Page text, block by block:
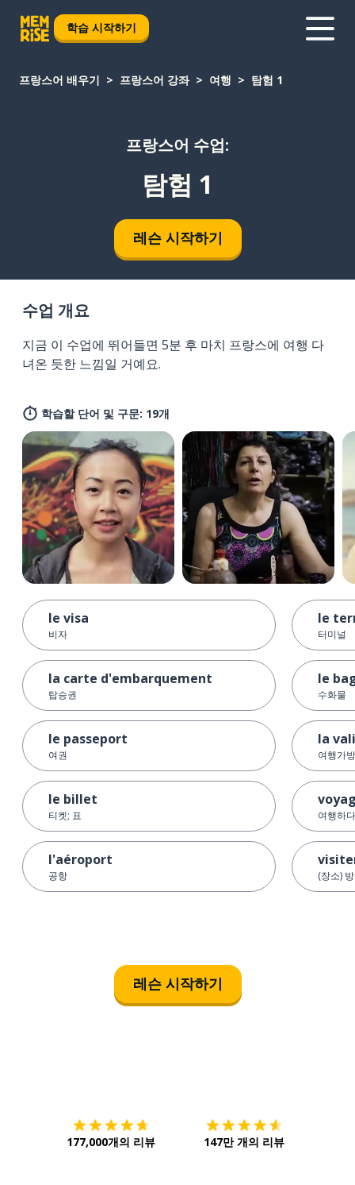
학습 시작하기
프랑스어 배우기 프랑스어 강좌 여행 탐험 1
프랑스어 수업:
탐험 1
레슨 시작하기
수업 개요
지금 이 수업에 뛰어들면 5분 후 마치 프랑스에 여행 다
녀온 듯한 느낌일 거예요.
학습할 단어 및 구문: 19개
le visa
비자
la carte d'embarquement
탑승권
le passeport
여권
le billet
티켓; 표
l'aéroport
공항
le
터미널
le
수화물
la
여행가방
여행하다
(장소)
레슨 시작하기
177,000개의 리뷰 147만 개의 리뷰